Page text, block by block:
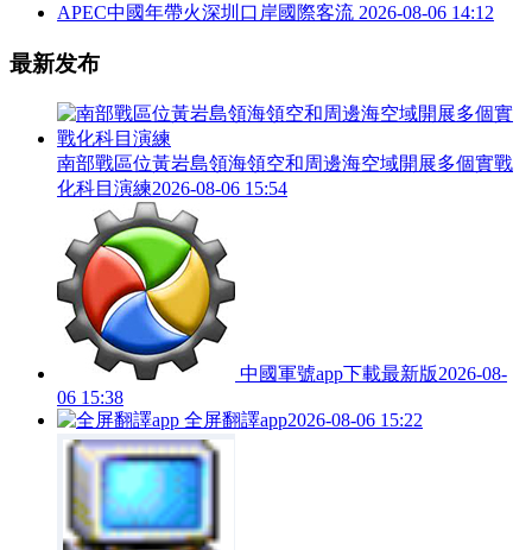
APEC中國年帶火深圳口岸國際客流 2026-08-06 14:12
最新发布
南部戰區位黃岩島領海領空和周邊海空域開展多個實戰
化科目演練2026-08-06 15:54
中國軍號app下載最新版2026-08-
06 15:38
全屏翻譯app2026-08-06 15:22